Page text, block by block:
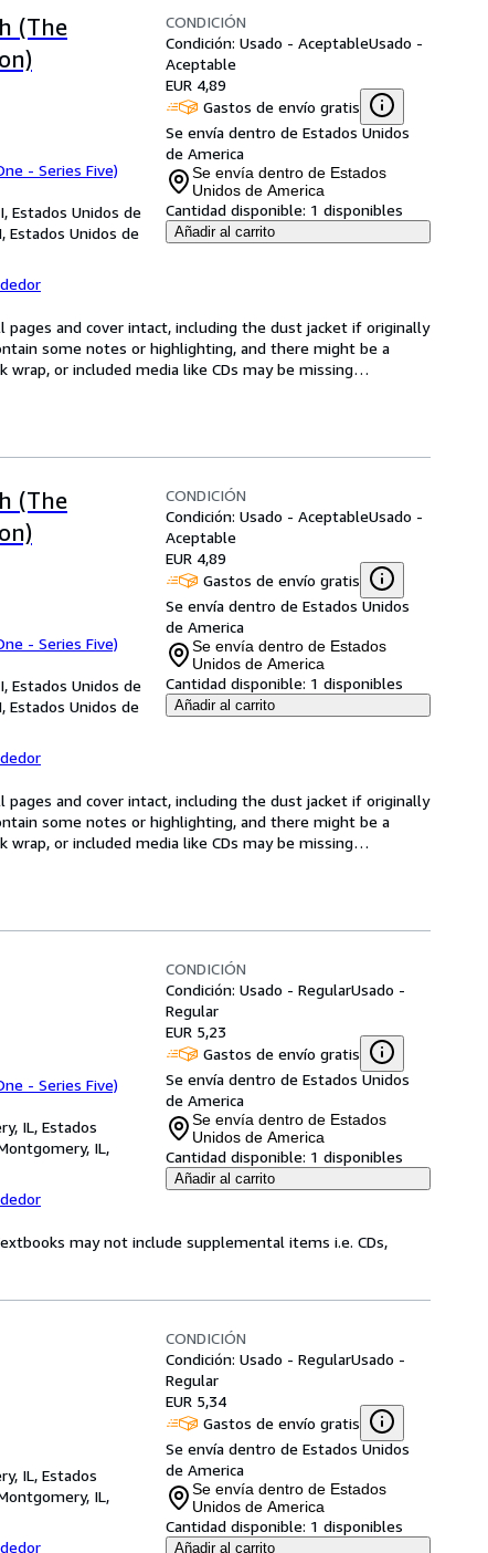
(The
- Series Five)
Estados Unidos de
Estados Unidos de
CONDICIÓN
Condición: Usado - AceptableUsado -
Aceptable
EUR 4,89
Gastos de envío gratis
Se envía dentro de Estados Unidos
de America
Se envía dentro de Estados
Unidos de America
Cantidad disponible: 1 disponibles
Añadir al carrito
and cover intact, including the dust jacket if originally
some notes or highlighting, and there might be a
or included media like CDs may be missing…
(The
- Series Five)
Estados Unidos de
Estados Unidos de
CONDICIÓN
Condición: Usado - AceptableUsado -
Aceptable
EUR 4,89
Gastos de envío gratis
Se envía dentro de Estados Unidos
de America
Se envía dentro de Estados
Unidos de America
Cantidad disponible: 1 disponibles
Añadir al carrito
and cover intact, including the dust jacket if originally
some notes or highlighting, and there might be a
or included media like CDs may be missing…
- Series Five)
IL, Estados
IL,
CONDICIÓN
Condición: Usado - RegularUsado -
Regular
EUR 5,23
Gastos de envío gratis
Se envía dentro de Estados Unidos
de America
Se envía dentro de Estados
Unidos de America
Cantidad disponible: 1 disponibles
Añadir al carrito
may not include supplemental items i.e. CDs,
IL, Estados
IL,
CONDICIÓN
Condición: Usado - RegularUsado -
Regular
EUR 5,34
Gastos de envío gratis
Se envía dentro de Estados Unidos
de America
Se envía dentro de Estados
Unidos de America
Cantidad disponible: 1 disponibles
Añadir al carrito